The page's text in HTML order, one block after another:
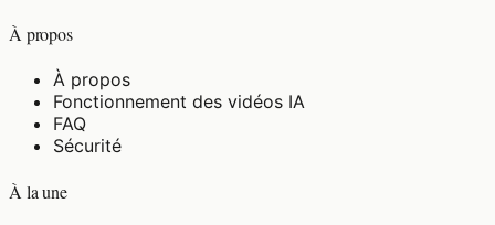
À propos
À propos
Fonctionnement des vidéos IA
FAQ
Sécurité
À la une